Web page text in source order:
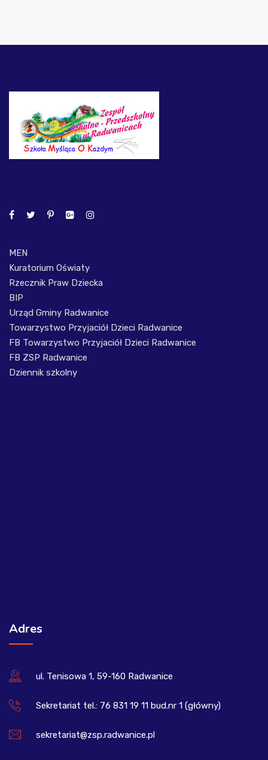
MEN
Kuratorium Oświaty
Rzecznik Praw Dziecka
BIP
Urząd Gminy Radwanice
Towarzystwo Przyjaciół Dzieci Radwanice
FB Towarzystwo Przyjaciół Dzieci Radwanice
FB ZSP Radwanice
Dziennik szkolny
Adres
ul. Tenisowa 1, 59-160 Radwanice
Sekretariat tel.: 76 831 19 11 bud.nr 1 (główny)
sekretariat@zsp.radwanice.pl